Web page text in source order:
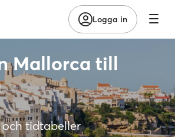
Logga in
Mallorca till
och tidtabeller